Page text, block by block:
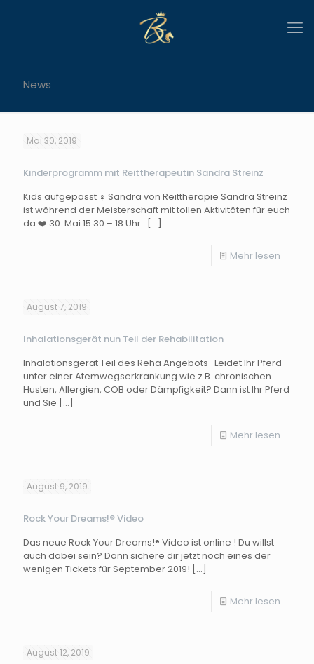
News
Mai 30, 2019
Kinderprogramm mit Reittherapeutin Sandra Streinz
Kids aufgepasst ‍♀️ Sandra von Reittherapie Sandra Streinz
ist während der Meisterschaft mit tollen Aktivitäten für euch
da ❤️ 30. Mai 15:30 – 18 Uhr
[…]
Mehr lesen
August 7, 2019
Inhalationsgerät nun Teil der Rehabilitation
Inhalationsgerät Teil des Reha Angebots Leidet Ihr Pferd
unter einer Atemwegserkrankung wie z.B. chronischen
Husten, Allergien, COB oder Dämpfigkeit? Dann ist Ihr Pferd
und Sie […]
Mehr lesen
August 9, 2019
Rock Your Dreams!® Video
Das neue Rock Your Dreams!® Video ist online ! Du willst
auch dabei sein? Dann sichere dir jetzt noch eines der
wenigen Tickets für September 2019! […]
Mehr lesen
August 12, 2019